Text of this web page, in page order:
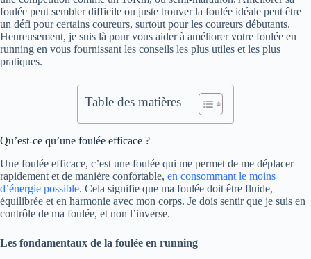
foulée peut sembler difficile ou juste trouver la foulée idéale peut être
un défi pour certains coureurs, surtout pour les coureurs débutants.
Heureusement, je suis là pour vous aider à améliorer votre foulée en
running en vous fournissant les conseils les plus utiles et les plus
pratiques.
Table des matières
Qu’est-ce qu’une foulée efficace ?
Une foulée efficace, c’est une foulée qui me permet de me déplacer
rapidement et de manière confortable, en consommant le moins
d’énergie possible. Cela signifie que ma foulée doit être fluide,
équilibrée et en harmonie avec mon corps. Je dois sentir que je suis en
contrôle de ma foulée, et non l’inverse.
Les fondamentaux de la foulée en running